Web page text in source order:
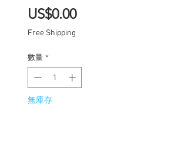
US$0.00價
Free Shipping
數量 *
無庫存